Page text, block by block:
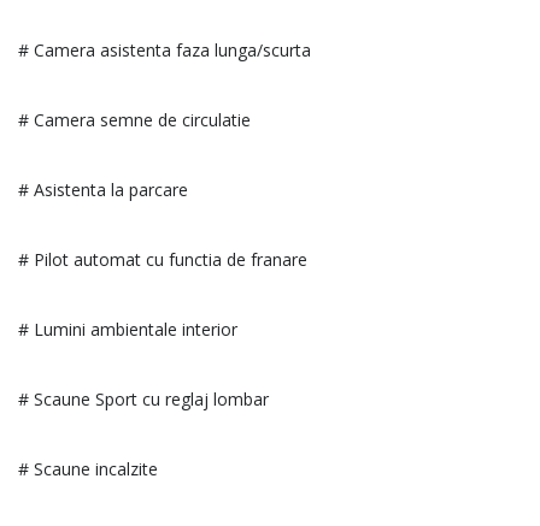
# Camera asistenta faza lunga/scurta
# Camera semne de circulatie
# Asistenta la parcare
# Pilot automat cu functia de franare
# Lumini ambientale interior
# Scaune Sport cu reglaj lombar
# Scaune incalzite